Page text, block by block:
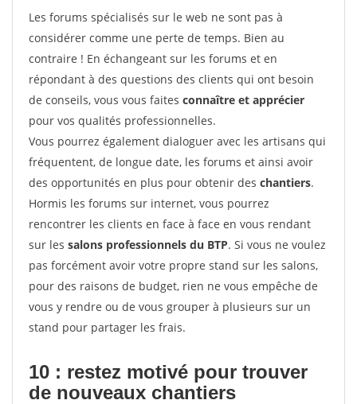
Les forums spécialisés sur le web ne sont pas à
considérer comme une perte de temps. Bien au
contraire ! En échangeant sur les forums et en
répondant à des questions des clients qui ont besoin
de conseils, vous vous faites connaître et apprécier
pour vos qualités professionnelles.
Vous pourrez également dialoguer avec les artisans qui
fréquentent, de longue date, les forums et ainsi avoir
des opportunités en plus pour obtenir des chantiers.
Hormis les forums sur internet, vous pourrez
rencontrer les clients en face à face en vous rendant
sur les salons professionnels du BTP. Si vous ne voulez
pas forcément avoir votre propre stand sur les salons,
pour des raisons de budget, rien ne vous empêche de
vous y rendre ou de vous grouper à plusieurs sur un
stand pour partager les frais.
10 : restez motivé pour trouver
de nouveaux chantiers